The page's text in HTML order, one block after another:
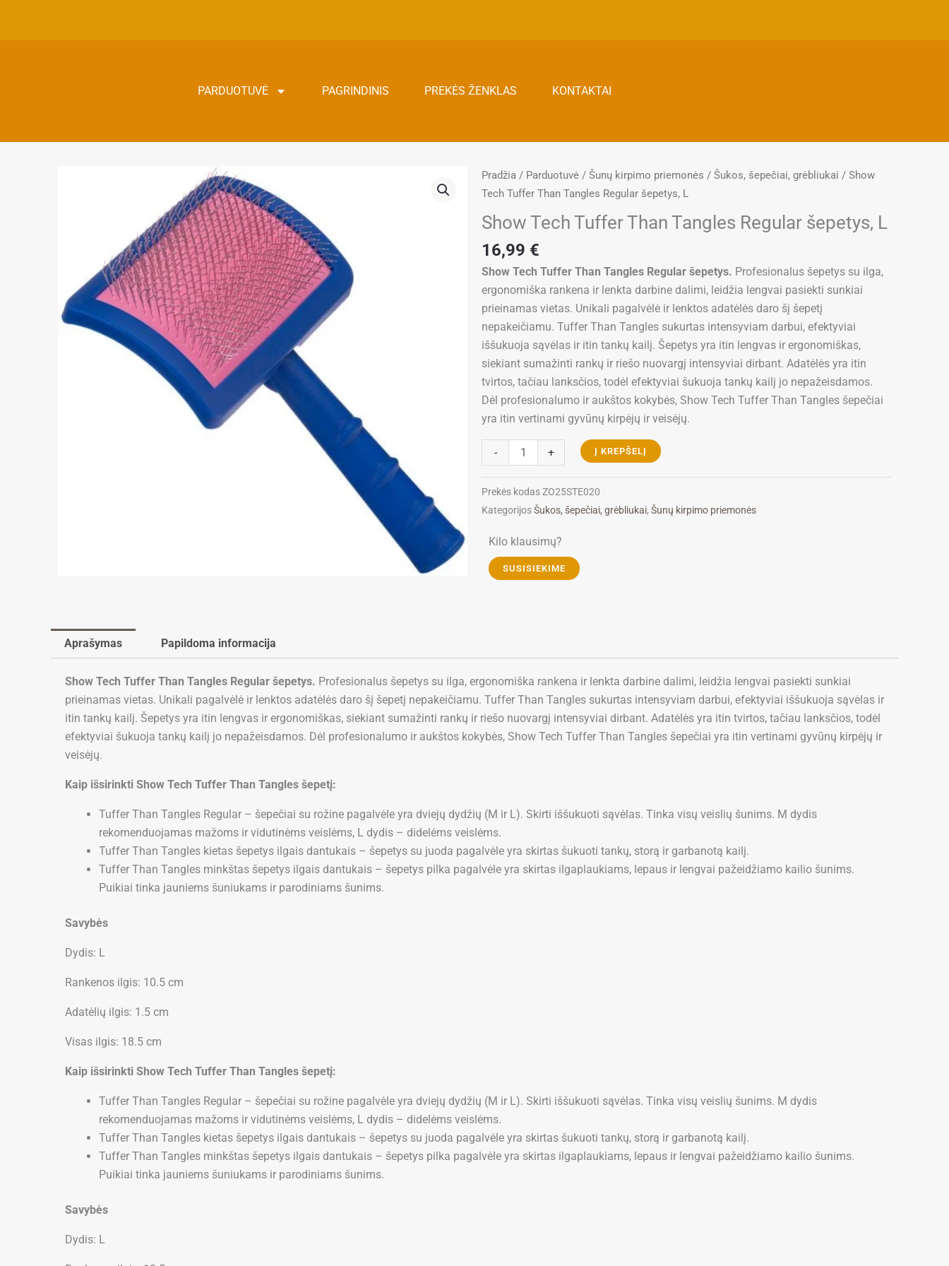
PARDUOTUVĖ PAGRINDINIS PREKĖS ŽENKLAS KONTAKTAI
Pradžia / Parduotuvė / Šunų kirpimo priemonės / Šukos, šepečiai, grėbliukai / Show
Tech Tuffer Than Tangles Regular šepetys, L
Show Tech Tuffer Than Tangles Regular šepetys, L
16,99 €
Show Tech Tuffer Than Tangles Regular šepetys. Profesionalus šepetys su ilga,
ergonomiška rankena ir lenkta darbine dalimi, leidžia lengvai pasiekti sunkiai
prieinamas vietas. Unikali pagalvėlė ir lenktos adatėlės daro šį šepetį
nepakeičiamu. Tuffer Than Tangles sukurtas intensyviam darbui, efektyviai
iššukuoja sąvėlas ir itin tankų kailį. Šepetys yra itin lengvas ir ergonomiškas,
siekiant sumažinti rankų ir riešo nuovargį intensyviai dirbant. Adatėlės yra itin
tvirtos, tačiau lanksčios, todėl efektyviai šukuoja tankų kailį jo nepažeisdamos.
Dėl profesionalumo ir aukštos kokybės, Show Tech Tuffer Than Tangles šepečiai
yra itin vertinami gyvūnų kirpėjų ir veisėjų.
-
produkto
kiekis:
Than
Tangles
Regular
+ Į KREPŠELĮ
Prekės kodasZO25STE020
KategorijosŠukos, šepečiai, grėbliukai, Šunų kirpimo priemonės
Kilo klausimų?
SUSISIEKIME
Aprašymas Papildoma informacija
Show Tech Tuffer Than Tangles Regular šepetys. Profesionalus šepetys su ilga, ergonomiška rankena ir lenkta darbine dalimi, leidžia lengvai pasiekti sunkiai
prieinamas vietas. Unikali pagalvėlė ir lenktos adatėlės daro šį šepetį nepakeičiamu. Tuffer Than Tangles sukurtas intensyviam darbui, efektyviai iššukuoja sąvėlas ir
itin tankų kailį. Šepetys yra itin lengvas ir ergonomiškas, siekiant sumažinti rankų ir riešo nuovargį intensyviai dirbant. Adatėlės yra itin tvirtos, tačiau lanksčios, todėl
efektyviai šukuoja tankų kailį jo nepažeisdamos. Dėl profesionalumo ir aukštos kokybės, Show Tech Tuffer Than Tangles šepečiai yra itin vertinami gyvūnų kirpėjų ir
veisėjų.
Kaip išsirinkti Show Tech Tuffer Than Tangles šepetį:
Tuffer Than Tangles Regular – šepečiai su rožine pagalvėle yra dviejų dydžių (M ir L). Skirti iššukuoti sąvėlas. Tinka visų veislių šunims. M dydis
rekomenduojamas mažoms ir vidutinėms veislėms, L dydis – didelėms veislėms.
Tuffer Than Tangles kietas šepetys ilgais dantukais – šepetys su juoda pagalvėle yra skirtas šukuoti tankų, storą ir garbanotą kailį.
Tuffer Than Tangles minkštas šepetys ilgais dantukais – šepetys pilka pagalvėle yra skirtas ilgaplaukiams, lepaus ir lengvai pažeidžiamo kailio šunims.
Puikiai tinka jauniems šuniukams ir parodiniams šunims.
Savybės
Dydis: L
Rankenos ilgis: 10.5 cm
Adatėlių ilgis: 1.5 cm
Visas ilgis: 18.5 cm
Kaip išsirinkti Show Tech Tuffer Than Tangles šepetį:
Tuffer Than Tangles Regular – šepečiai su rožine pagalvėle yra dviejų dydžių (M ir L). Skirti iššukuoti sąvėlas. Tinka visų veislių šunims. M dydis
rekomenduojamas mažoms ir vidutinėms veislėms, L dydis – didelėms veislėms.
Tuffer Than Tangles kietas šepetys ilgais dantukais – šepetys su juoda pagalvėle yra skirtas šukuoti tankų, storą ir garbanotą kailį.
Tuffer Than Tangles minkštas šepetys ilgais dantukais – šepetys pilka pagalvėle yra skirtas ilgaplaukiams, lepaus ir lengvai pažeidžiamo kailio šunims.
Puikiai tinka jauniems šuniukams ir parodiniams šunims.
Savybės
Dydis: L